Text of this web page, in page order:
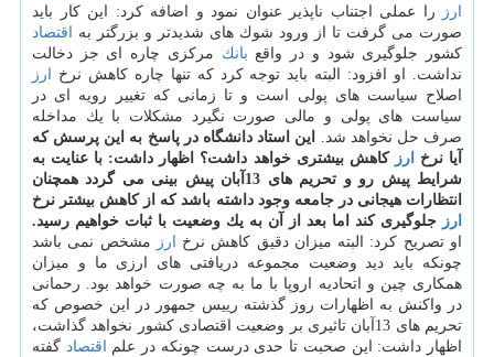
ارز
را عملی اجتناب ناپذیر عنوان نمود و اضافه كرد: این كار باید
صورت می گرفت تا از ورود شوك های شدیدتر و بزرگتر به اقتصاد
كشور جلوگیری شود و در واقع بانك مركزی چاره ای جز دخالت
نداشت. او افزود: البته باید توجه كرد كه تنها چاره كاهش نرخ ارز
اصلاح سیاست های پولی است و تا زمانی كه تغییر رویه ای در
سیاست های پولی و مالی صورت نگیرد مشكلات با یك مداخله
صرف حل نخواهد شد.
این استاد دانشگاه در پاسخ به این پرسش كه
آیا نرخ
ارز كاهش بیشتری خواهد داشت؟ اظهار داشت: با عنایت به
شرایط پیش رو و تحریم های 13آبان پیش بینی می گردد همچنان
انتظارات هیجانی در جامعه وجود داشته باشد كه از كاهش بیشتر نرخ
ارز جلوگیری كند اما بعد از آن به یك وضعیت با ثبات خواهیم رسید.
او تصریح كرد: البته میزان دقیق كاهش نرخ ارز
مشخص نمی باشد
چونكه باید دید وضعیت مجموعه دریافتی های ارزی ما و میزان
همكاری چین و اتحادیه اروپا با ما به چه صورت خواهد بود. رحمانی
در واكنش به اظهارات روز گذشته رییس جمهور در این خصوص كه
تحریم های 13آبان تاثیری بر وضعیت اقتصادی كشور نخواهد گذاشت،
اظهار داشت: این صحبت تا حدی درست چونكه در علم اقتصاد گفته